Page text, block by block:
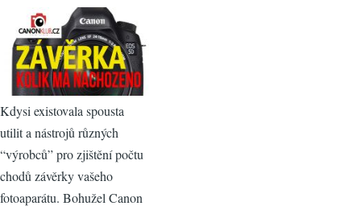
Kdysi existovala spousta
utilit a nástrojů různých
“výrobců” pro zjištění počtu
chodů závěrky vašeho
fotoaparátu. Bohužel Canon